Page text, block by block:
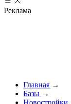
Реклама
Главная →
Базы →
Новостройки